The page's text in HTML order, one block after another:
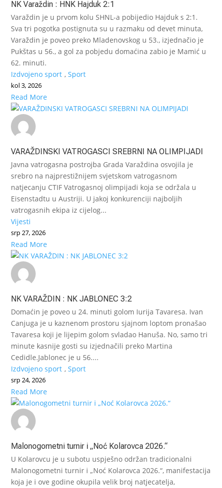
NK Varaždin : HNK Hajduk 2:1
Varaždin je u prvom kolu SHNL-a pobijedio Hajduk s 2:1.
Sva tri pogotka postignuta su u razmaku od devet minuta,
Varaždin je poveo preko Mladenovskog u 53., izjednačio je
Pukštas u 56., a gol za pobjedu domaćina zabio je Mamić u
62. minuti.
Izdvojeno sport ,Sport
kol 3, 2026
Read More
VARAŽDINSKI VATROGASCI SREBRNI NA OLIMPIJADI
Javna vatrogasna postrojba Grada Varaždina osvojila je
srebro na najprestižnijem svjetskom vatrogasnom
natjecanju CTIF Vatrogasnoj olimpijadi koja se održala u
Eisenstadtu u Austriji. U jakoj konkurenciji najboljih
vatrogasnih ekipa iz cijelog...
Vijesti
srp 27, 2026
Read More
NK VARAŽDIN : NK JABLONEC 3:2
Domaćin je poveo u 24. minuti golom Iurija Tavaresa. Ivan
Canjuga je u kaznenom prostoru sjajnom loptom pronašao
Tavaresa koji je lijepim golom svladao Hanuša. No, samo tri
minute kasnije gosti su izjednačili preko Martina
Cedidle.Jablonec je u 56....
Izdvojeno sport ,Sport
srp 24, 2026
Read More
Malonogometni turnir i „Noć Kolarovca 2026.“
U Kolarovcu je u subotu uspješno održan tradicionalni
Malonogometni turnir i „Noć Kolarovca 2026.“, manifestacija
koja je i ove godine okupila velik broj natjecatelja,